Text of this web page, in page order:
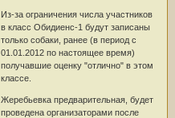
Из-за ограничения числа участников
в класс Обидиенс-1 будут записаны
только собаки, ранее (в период с
01.01.2012 по настоящее время)
получавшие оценку "отлично" в этом
классе.
Жеребьевка предварительная, будет
проведена организаторами после